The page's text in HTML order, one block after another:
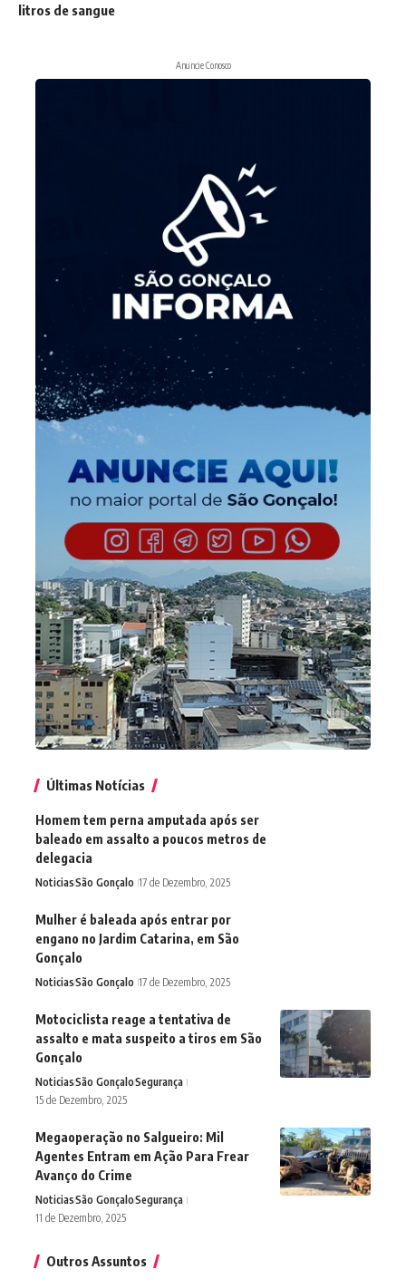
litros de sangue
Anuncie Conosco
Últimas Notícias
Homem tem perna amputada após ser
baleado em assalto a poucos metros de
delegacia
NoticiasSão Gonçalo 17 de Dezembro, 2025
Mulher é baleada após entrar por
engano no Jardim Catarina, em São
Gonçalo
NoticiasSão Gonçalo 17 de Dezembro, 2025
Motociclista reage a tentativa de
assalto e mata suspeito a tiros em São
Gonçalo
NoticiasSão GonçaloSegurança
15 de Dezembro, 2025
Megaoperação no Salgueiro: Mil
Agentes Entram em Ação Para Frear
Avanço do Crime
NoticiasSão GonçaloSegurança
11 de Dezembro, 2025
Outros Assuntos